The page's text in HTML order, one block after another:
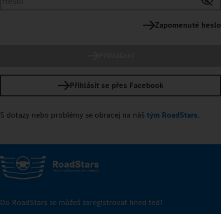
Zapomenuté heslo
Přihlásit se přes Facebook
S dotazy nebo problémy se obracej na náštým RoadStars.
Do RoadStars se můžeš zaregistrovat hned teď!